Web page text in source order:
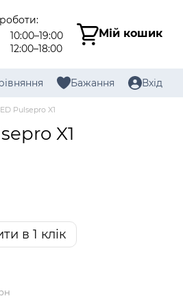
10:00–19:00
12:00–18:00
Мій кошик
Бажання Вхід
Pulsepro X1
X1
в 1 клік